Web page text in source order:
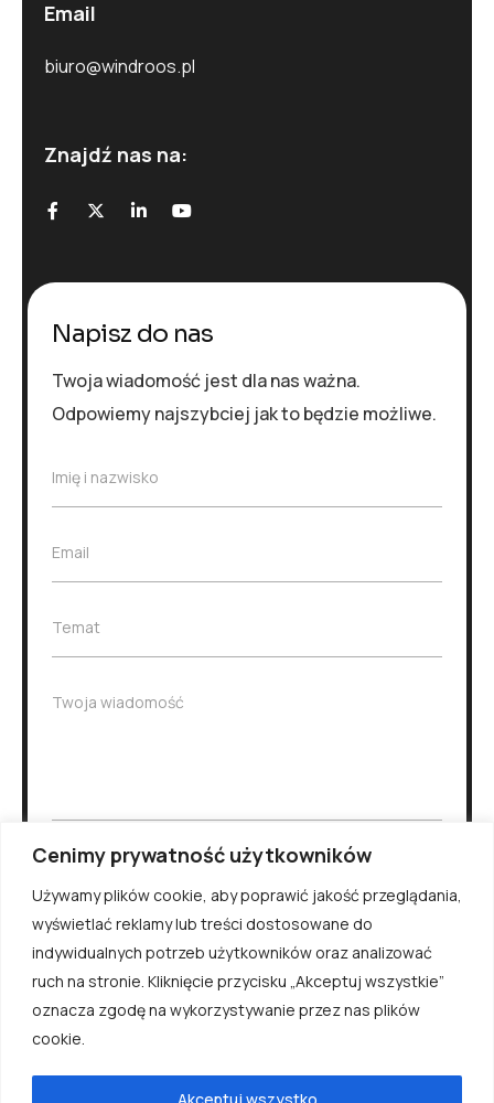
Cenimy prywatność użytkowników
Używamy plików cookie, aby poprawić jakość przeglądania,
wyświetlać reklamy lub treści dostosowane do
indywidualnych potrzeb użytkowników oraz analizować
ruch na stronie. Kliknięcie przycisku „Akceptuj wszystkie”
oznacza zgodę na wykorzystywanie przez nas plików
cookie.
Akceptuj wszystko
Email
biuro@windroos.pl
Znajdź nas na:
Napisz do nas
Twoja wiadomość jest dla nas ważna.
Odpowiemy najszybciej jak to będzie możliwe.
I
i
n
z
i
k
Imię i nazwisko
E
l
*
Email
T
t
Temat
W
o
ś
ć
Twoja wiadomość
Wyślij
WindroosAll rights reserved.